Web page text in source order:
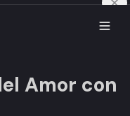
Amor con